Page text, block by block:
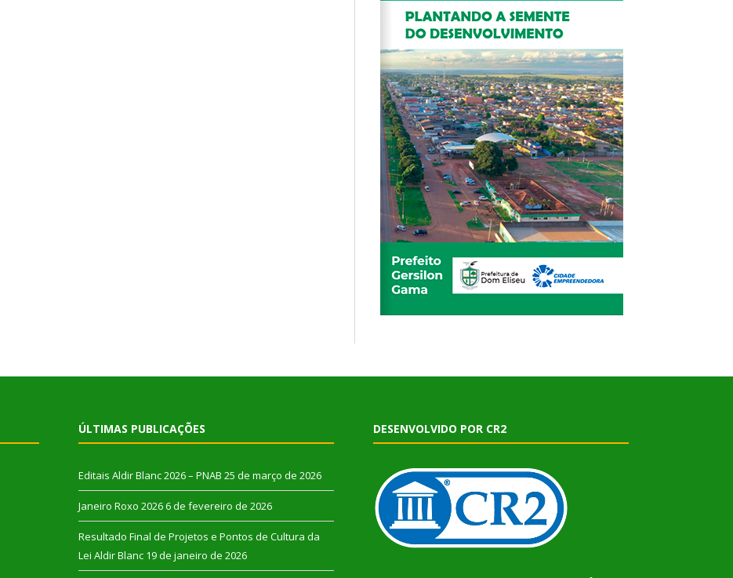
ÚLTIMAS PUBLICAÇÕES
Editais Aldir Blanc 2026 – PNAB 25 de março de 2026
Janeiro Roxo 2026 6 de fevereiro de 2026
Resultado Final de Projetos e Pontos de Cultura da
Lei Aldir Blanc 19 de janeiro de 2026
DESENVOLVIDO POR CR2